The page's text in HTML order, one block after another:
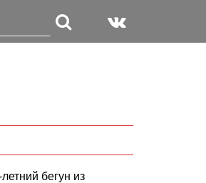
бегун из